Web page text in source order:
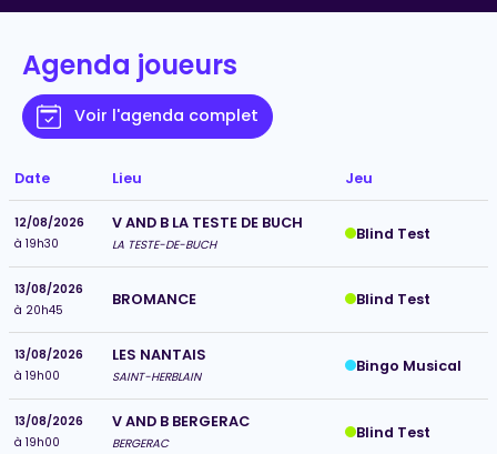
Agenda joueurs
Voir l'agenda complet
Date Lieu Jeu
12/08/2026
à 19h30
V AND B LA TESTE DE BUCH
LA TESTE-DE-BUCH
Blind Test
13/08/2026
à 20h45
BROMANCE Blind Test
13/08/2026
à 19h00
LES NANTAIS
SAINT-HERBLAIN
Bingo Musical
13/08/2026
à 19h00
V AND B BERGERAC
BERGERAC
Blind Test